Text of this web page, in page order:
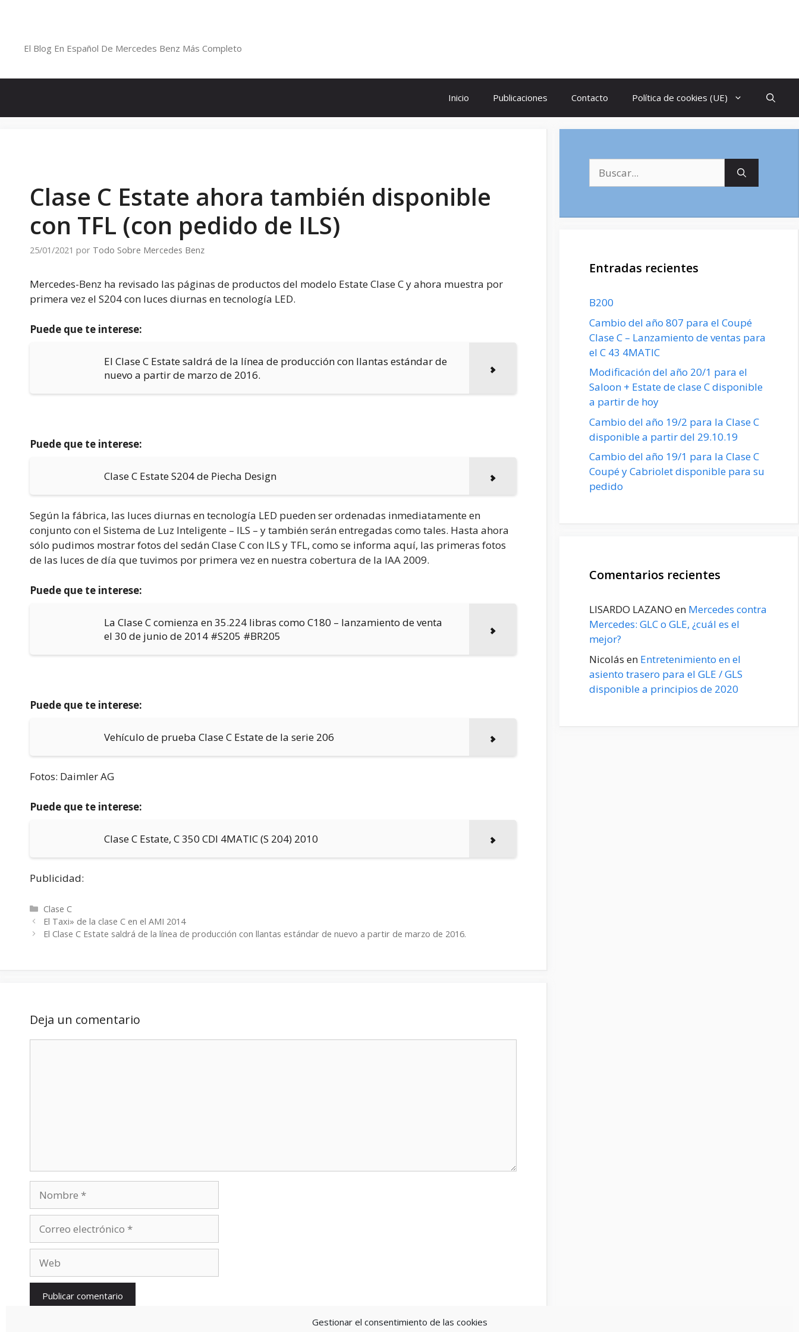
Gestionar el consentimiento de las cookies
El Blog En Español De Mercedes Benz Más Completo
Inicio Publicaciones Contacto Política de cookies (UE)
Clase C Estate ahora también disponible
con TFL (con pedido de ILS)
25/01/2021 por Todo Sobre Mercedes Benz
Mercedes-Benz ha revisado las páginas de productos del modelo Estate Clase C y ahora muestra por
primera vez el S204 con luces diurnas en tecnología LED.
Puede que te interese:
El Clase C Estate saldrá de la línea de producción con llantas estándar de
nuevo a partir de marzo de 2016.
Puede que te interese:
Clase C Estate S204 de Piecha Design
Según la fábrica, las luces diurnas en tecnología LED pueden ser ordenadas inmediatamente en
conjunto con el Sistema de Luz Inteligente – ILS – y también serán entregadas como tales. Hasta ahora
sólo pudimos mostrar fotos del sedán Clase C con ILS y TFL, como se informa aquí, las primeras fotos
de las luces de día que tuvimos por primera vez en nuestra cobertura de la IAA 2009.
Puede que te interese:
La Clase C comienza en 35.224 libras como C180 – lanzamiento de venta
el 30 de junio de 2014 #S205 #BR205
Puede que te interese:
Vehículo de prueba Clase C Estate de la serie 206
Fotos: Daimler AG
Puede que te interese:
Clase C Estate, C 350 CDI 4MATIC (S 204) 2010
Publicidad:
Categorías
Clase C
El Taxi» de la clase C en el AMI 2014
El Clase C Estate saldrá de la línea de producción con llantas estándar de nuevo a partir de marzo de 2016.
Deja un comentario
electrónico
Entradas recientes
B200
Cambio del año 807 para el Coupé
Clase C – Lanzamiento de ventas para
el C 43 4MATIC
Modificación del año 20/1 para el
Saloon + Estate de clase C disponible
a partir de hoy
Cambio del año 19/2 para la Clase C
disponible a partir del 29.10.19
Cambio del año 19/1 para la Clase C
Coupé y Cabriolet disponible para su
pedido
Comentarios recientes
LISARDO LAZANO en Mercedes contra
Mercedes: GLC o GLE, ¿cuál es el
mejor?
Nicolás en Entretenimiento en el
asiento trasero para el GLE / GLS
disponible a principios de 2020